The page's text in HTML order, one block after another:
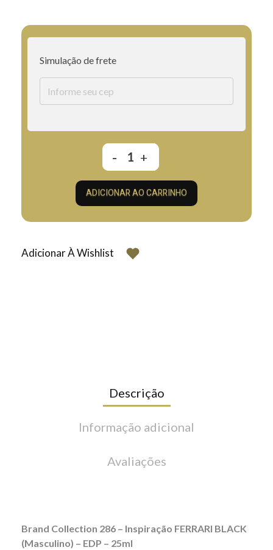
Simulação de frete
ADICIONAR AO CARRINHO
Adicionar À Wishlist
Descrição
Informação adicional
Avaliações
Brand Collection 286 – Inspiração FERRARI BLACK
(Masculino) – EDP – 25ml